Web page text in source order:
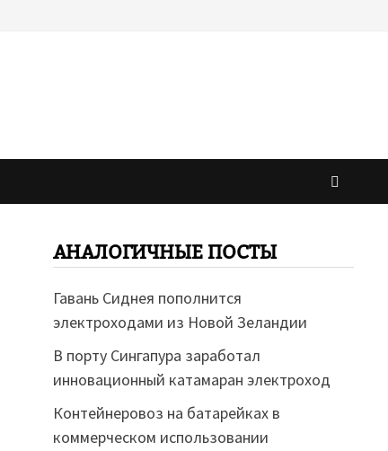
АНАЛОГИЧНЫЕ ПОСТЫ
Гавань Сиднея пополнится
электроходами из Новой Зеландии
В порту Сингапура заработал
инновационный катамаран электроход
Контейнеровоз на батарейках в
коммерческом использовании